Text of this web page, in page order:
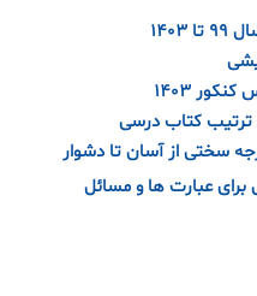
۱۴۰۳
کتاب درسی
سختی از آسان تا دشوار